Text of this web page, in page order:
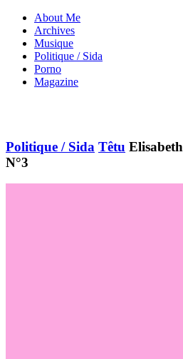
About Me
Archives
Musique
Politique / Sida
Porno
Magazine
Politique / Sida Têtu
N°3